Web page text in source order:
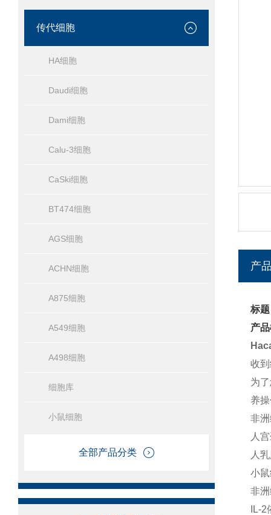
传代细胞
HA细胞
Daudi细胞
Dami细胞
Calu-3细胞
CaSki细胞
BT474细胞
AGS细胞
ACHN细胞
A875细胞
A549细胞
A498细胞
细胞库
小鼠细胞
全部产品分类
产
标
产
收
为
养
非
人
人
小
非
IL-